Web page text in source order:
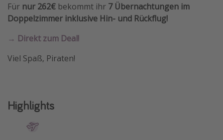
Last Minute Urlaub Mallorca
Last Minute Urlaub Deutschland
Für nur 262€ bekommt ihr 7 Übernachtungen im
Doppelzimmer inklusive Hin- und Rückflug!
→ Direkt zum Deal!
Viel Spaß, Piraten!
Highlights